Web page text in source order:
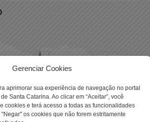
Gerenciar Cookies
aprimorar sua experiência de navegação no portal
Santa Catarina. Ao clicar em “Aceitar”, você
cookies e terá acesso a todas as funcionalidades
os cookies que não forem estritamente